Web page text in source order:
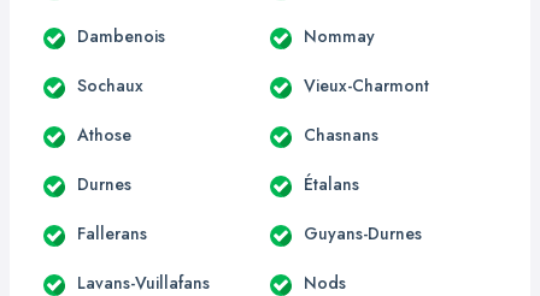
Dambenois Nommay
Sochaux Vieux-Charmont
Athose Chasnans
Durnes Étalans
Fallerans Guyans-Durnes
Lavans-Vuillafans Nods